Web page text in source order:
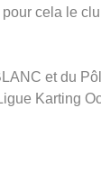
cela le
et du
Karting